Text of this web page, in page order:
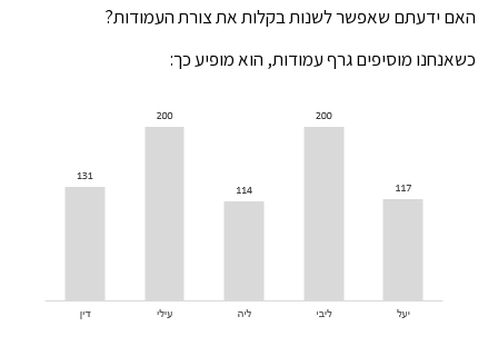
האם ידעתם שאפשר לשנות בקלות את צורת העמודות?
כשאנחנו מוסיפים גרף עמודות, הוא מופיע כך: